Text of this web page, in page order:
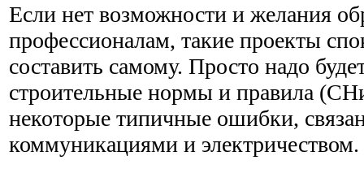
Если нет возможности и желания
профессионалам, такие проекты
составить самому. Просто надо
строительные нормы и правила
некоторые типичные ошибки,
коммуникациями и электричеством.